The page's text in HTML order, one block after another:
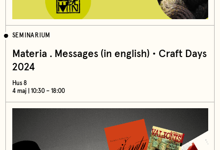
SEMINARIUM
Materia . Messages (in english) • Craft Days
2024
Hus 8
4 maj | 10:30 – 18:00